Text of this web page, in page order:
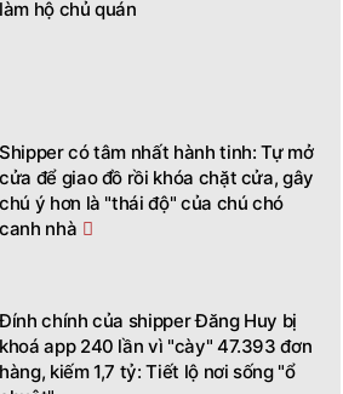
làm hộ chủ quán
Shipper có tâm nhất hành tinh: Tự mở
cửa để giao đồ rồi khóa chặt cửa, gây
chú ý hơn là "thái độ" của chú chó
canh nhà
Đính chính của shipper Đăng Huy bị
khoá app 240 lần vì "cày" 47.393 đơn
hàng, kiếm 1,7 tỷ: Tiết lộ nơi sống "ổ